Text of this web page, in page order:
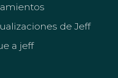
de Jeff
a jeff